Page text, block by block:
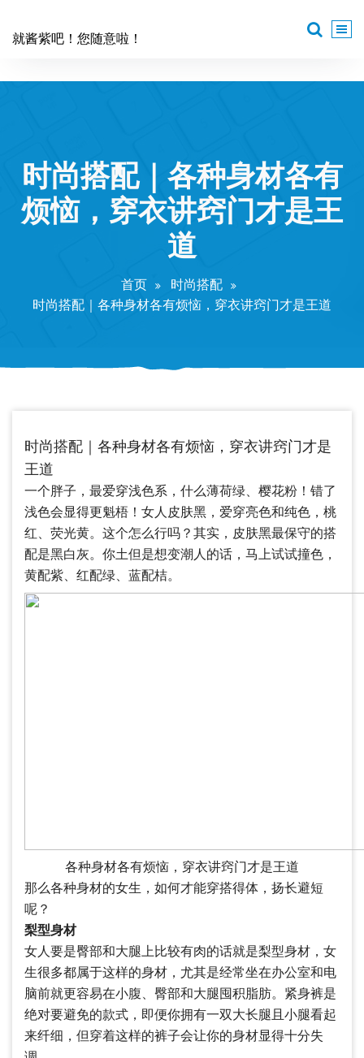
就酱紫吧！您随意啦！
时尚搭配｜各种身材各有
烦恼，穿衣讲窍门才是王
道
首页
时尚搭配
时尚搭配｜各种身材各有烦恼，穿衣讲窍门才是王道
时尚搭配｜各种身材各有烦恼，穿衣讲窍门才是
王道
一个胖子，最爱穿浅色系，什么薄荷绿、樱花粉！错了
浅色会显得更魁梧！女人皮肤黑，爱穿亮色和纯色，桃
红、荧光黄。这个怎么行吗？其实，皮肤黑最保守的搭
配是黑白灰。你土但是想变潮人的话，马上试试撞色，
黄配紫、红配绿、蓝配桔。
各种身材各有烦恼，穿衣讲窍门才是王道
那么各种身材的女生，如何才能穿搭得体，扬长避短
呢？
梨型身材
女人要是臀部和大腿上比较有肉的话就是梨型身材，女
生很多都属于这样的身材，尤其是经常坐在办公室和电
脑前就更容易在小腹、臀部和大腿囤积脂肪。紧身裤是
绝对要避免的款式，即便你拥有一双大长腿且小腿看起
来纤细，但穿着这样的裤子会让你的身材显得十分失